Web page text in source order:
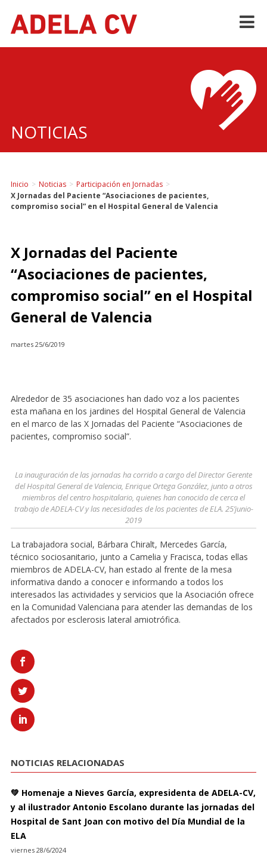
NOTICIAS
Inicio > Noticias > Participación en Jornadas >
X Jornadas del Paciente “Asociaciones de pacientes,
compromiso social” en el Hospital General de Valencia
X Jornadas del Paciente
“Asociaciones de pacientes,
compromiso social” en el Hospital
General de Valencia
martes 25/6/2019
Alrededor de 35 asociaciones han dado voz a los pacientes
esta mañana en los jardines del Hospital General de Valencia
en el marco de las X Jornadas del Paciente “Asociaciones de
pacientes, compromiso social”.
La inauguración de las jornadas ha corrido a cargo del Director Gerente
del Hospital General de Valencia, Enrique Ortega González, junto a otros
miembros del centro hospitalario, quienes han conocido de cerca el
trabajo de ADELA-CV y las necesidades de los pacientes de ELA. 25’junio-
2019
La trabajadora social, Bárbara Chiralt, Mercedes García,
técnico sociosanitario, junto a Camelia y Fracisca, todas ellas
miembros de ADELA-CV, han estado al frente de la mesa
informativa dando a conocer e informando a todos los
interesados las actividades y servicios que la Asociación ofrece
en la Comunidad Valenciana para atender las demandas de los
afectados por esclerosis lateral amiotrófica.
NOTICIAS RELACIONADAS
💚 Homenaje a Nieves García, expresidenta de ADELA-CV,
y al ilustrador Antonio Escolano durante las jornadas del
Hospital de Sant Joan con motivo del Día Mundial de la
ELA
viernes 28/6/2024